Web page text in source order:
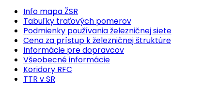
Info mapa ŽSR
Tabuľky traťových pomerov
Podmienky používania železničnej siete
Cena za prístup k železničnej štruktúre
Informácie pre dopravcov
Všeobecné informácie
Koridory RFC
TTR v SR